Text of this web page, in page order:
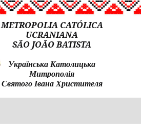
METROPOLIA CATÓLICA
UCRANIANA
SÃO JOÃO BATISTA
Українська Католицька
Митрополія
Святого Івана Христителя